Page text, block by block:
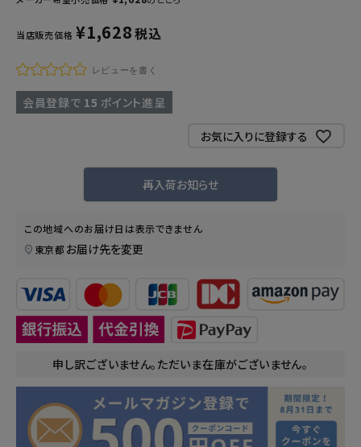
当店販売価格 ¥1,628税込
レビューを書く
会員登録で 15 ポイント進呈
お気に入りに登録する
再入荷お知らせ
この地域へのお届け日は表示できません
東京都 お届け先を変更
申し訳ございません。ただいま在庫がございません。